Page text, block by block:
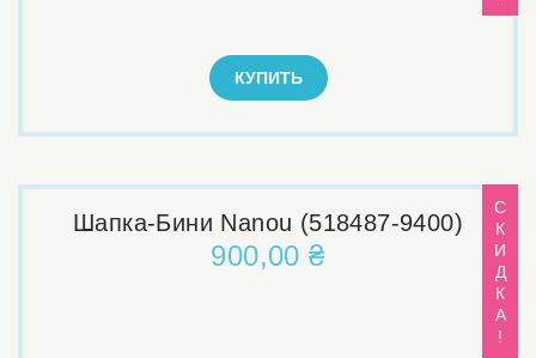
КУПИТЬ
С
К
И
Д
К
А
!
Шапка-Бини Nanou (518487-9400)
900,00 ₴